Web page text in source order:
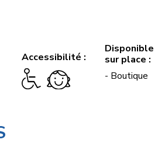
Accessibilité :
Disponible
sur place :
- Boutique